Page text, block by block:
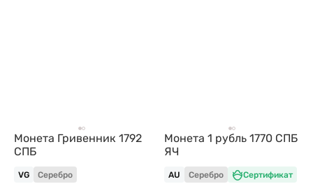
Монета Гривенник 1792
СПБ
VG Серебро
Монета 1 рубль 1770 СПБ
ЯЧ
AU Серебро Сертификат